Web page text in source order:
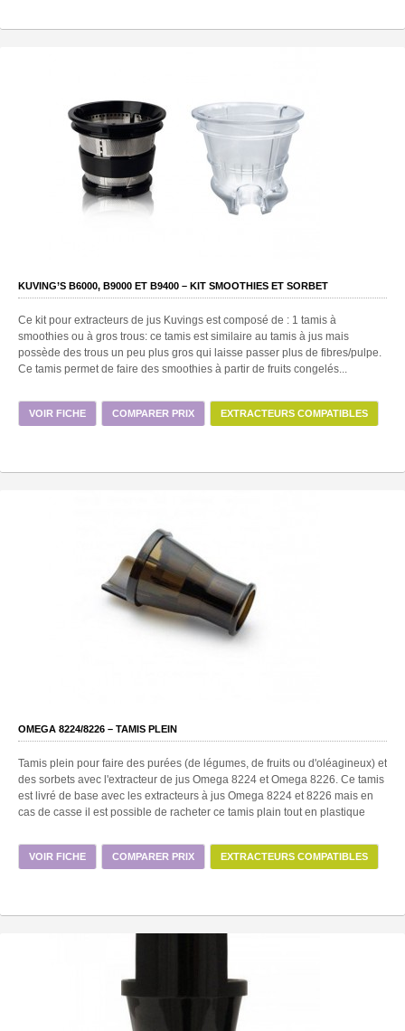
KUVING’S B6000, B9000 ET B9400 – KIT SMOOTHIES ET SORBET
Ce kit pour extracteurs de jus Kuvings est composé de : 1 tamis à
smoothies ou à gros trous: ce tamis est similaire au tamis à jus mais
possède des trous un peu plus gros qui laisse passer plus de fibres/pulpe.
Ce tamis permet de faire des smoothies à partir de fruits congelés...
VOIR FICHE COMPARER PRIX EXTRACTEURS COMPATIBLES
OMEGA 8224/8226 – TAMIS PLEIN
Tamis plein pour faire des purées (de légumes, de fruits ou d'oléagineux) et
des sorbets avec l'extracteur de jus Omega 8224 et Omega 8226. Ce tamis
est livré de base avec les extracteurs à jus Omega 8224 et 8226 mais en
cas de casse il est possible de racheter ce tamis plain tout en plastique
VOIR FICHE COMPARER PRIX EXTRACTEURS COMPATIBLES